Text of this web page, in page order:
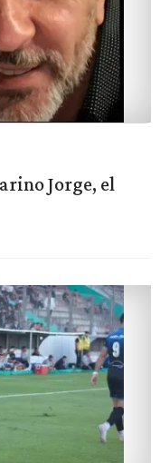
Jorge, el